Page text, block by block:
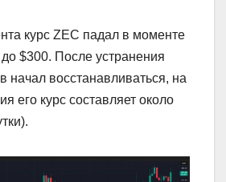
курс ZEC падал в моменте
$300. После устранения
начал восстанавливаться, на
его курс составляет около